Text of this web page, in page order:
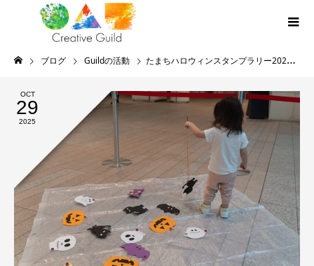
ブログ Guildの活動 たまちハロウィンスタンプラリー2025 協賛レポート
OCT
29
2025